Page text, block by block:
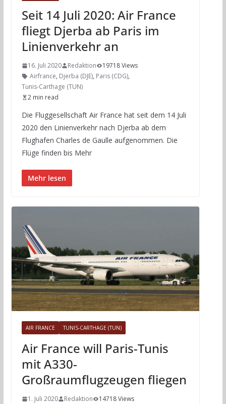
Seit 14 Juli 2020: Air France
fliegt Djerba ab Paris im
Linienverkehr an
16. Juli 2020 Redaktion
19718 Views
Airfrance, Djerba (DJE), Paris (CDG),
Tunis-Carthage (TUN)
2 min read
Die Fluggesellschaft Air France hat seit dem 14 Juli
2020 den Linienverkehr nach Djerba ab dem
Flughafen Charles de Gaulle aufgenommen. Die
Flüge finden bis Mehr
Mehr lesen
AIR FRANCE TUNIS-CARTHAGE (TUN)
Air France will Paris-Tunis
mit A330-
Großraumflugzeugen fliegen
1. Juli 2020 Redaktion
14718 Views